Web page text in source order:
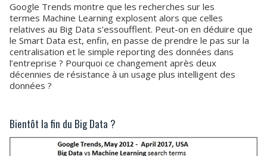
Google Trends montre que les recherches sur les
termes Machine Learning explosent alors que celles
relatives au Big Data s’essoufflent. Peut-on en déduire que
le Smart Data est, enfin, en passe de prendre le pas sur la
centralisation et le simple reporting des données dans
l’entreprise ? Pourquoi ce changement après deux
décennies de résistance à un usage plus intelligent des
données ?
Bientôt la fin du Big Data ?